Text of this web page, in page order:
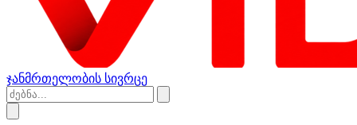
ჯანმრთელობის სივრცე